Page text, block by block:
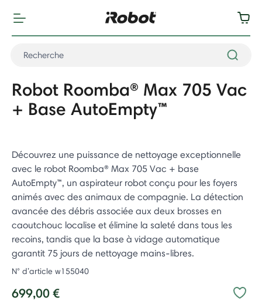
Robot Roomba® Max 705 Vac
+ Base AutoEmpty™
Découvrez une puissance de nettoyage exceptionnelle
avec le robot Roomba® Max 705 Vac + base
AutoEmpty™, un aspirateur robot conçu pour les foyers
animés avec des animaux de compagnie. La détection
avancée des débris associée aux deux brosses en
caoutchouc localise et élimine la saleté dans tous les
recoins, tandis que la base à vidage automatique
garantit 75 jours de nettoyage mains-libres.
N° d’article w155040
699,00 €